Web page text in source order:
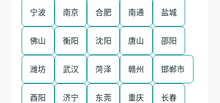
宁波 南京 合肥 南通 盐城
佛山 衡阳 沈阳 唐山 邵阳
潍坊 武汉 菏泽 赣州 邯郸市
酉阳 济宁 东莞 重庆 长春